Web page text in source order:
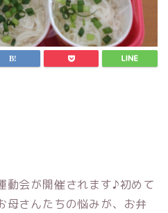
動会が開催されます♪初めて
母さんたちの悩みが、お弁